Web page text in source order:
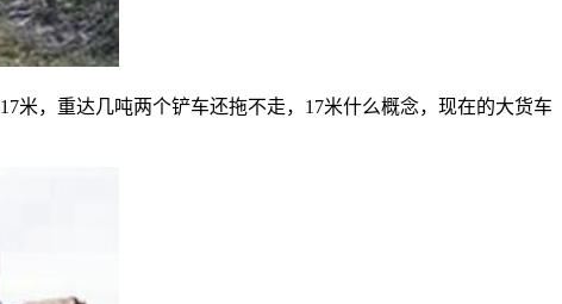
米，重达几吨两个铲车还拖不走，17米什么概念，现在的大货车